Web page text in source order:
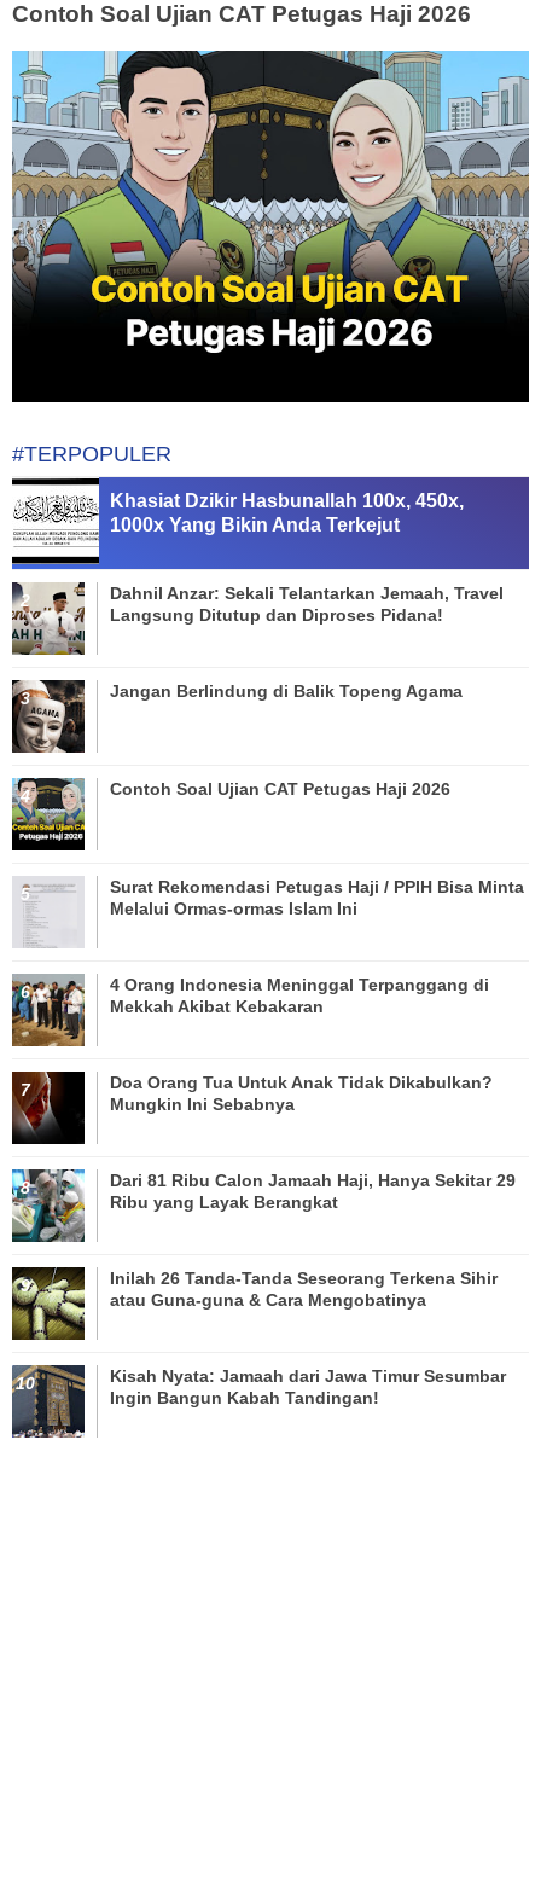
Contoh Soal Ujian CAT Petugas Haji 2026
#TERPOPULER
Khasiat Dzikir Hasbunallah 100x, 450x,
1000x Yang Bikin Anda Terkejut
Dahnil Anzar: Sekali Telantarkan Jemaah, Travel
Langsung Ditutup dan Diproses Pidana!
Jangan Berlindung di Balik Topeng Agama
Contoh Soal Ujian CAT Petugas Haji 2026
Surat Rekomendasi Petugas Haji / PPIH Bisa Minta
Melalui Ormas-ormas Islam Ini
4 Orang Indonesia Meninggal Terpanggang di
Mekkah Akibat Kebakaran
Doa Orang Tua Untuk Anak Tidak Dikabulkan?
Mungkin Ini Sebabnya
Dari 81 Ribu Calon Jamaah Haji, Hanya Sekitar 29
Ribu yang Layak Berangkat
Inilah 26 Tanda-Tanda Seseorang Terkena Sihir
atau Guna-guna & Cara Mengobatinya
Kisah Nyata: Jamaah dari Jawa Timur Sesumbar
Ingin Bangun Kabah Tandingan!